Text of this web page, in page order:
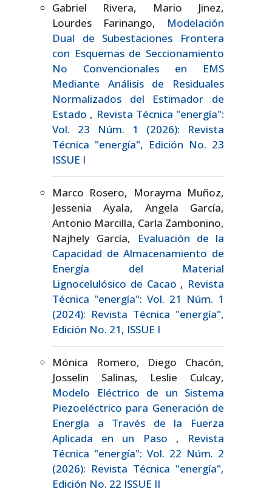
Gabriel Rivera, Mario Jinez,
Lourdes Farinango, Modelación
Dual de Subestaciones Frontera
con Esquemas de Seccionamiento
No Convencionales en EMS
Mediante Análisis de Residuales
Normalizados del Estimador de
Estado , Revista Técnica "energía":
Vol. 23 Núm. 1 (2026): Revista
Técnica "energía", Edición No. 23
ISSUE I
Marco Rosero, Morayma Muñoz,
Jessenia Ayala, Angela García,
Antonio Marcilla, Carla Zambonino,
Najhely García,
Evaluación de la
Capacidad de Almacenamiento de
Energía del Material
Lignocelulósico de Cacao , Revista
Técnica "energía": Vol. 21 Núm. 1
(2024): Revista Técnica "energía",
Edición No. 21, ISSUE I
Mónica Romero, Diego Chacón,
Josselin Salinas, Leslie Culcay,
Modelo Eléctrico de un Sistema
Piezoeléctrico para Generación de
Energía a Través de la Fuerza
Aplicada en un Paso , Revista
Técnica "energía": Vol. 22 Núm. 2
(2026): Revista Técnica "energía",
Edición No. 22 ISSUE II